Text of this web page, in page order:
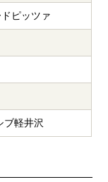
ピッツァ
ブ軽井沢